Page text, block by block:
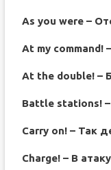
As you were –
At my command!
At the double! –
Battle stations!
Carry on! – Так
Charge! – В